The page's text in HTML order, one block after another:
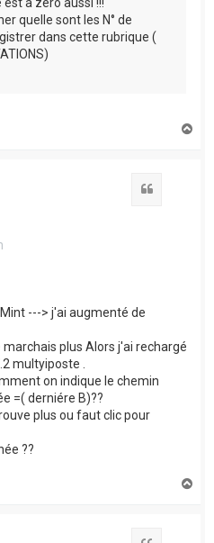
quelle sont les N° de
dans cette rubrique (
---> j'ai augmenté de
plus Alors j'ai rechargé
multyiposte .
on indique le chemin
=( derniére B)??
plus ou faut clic pour
??